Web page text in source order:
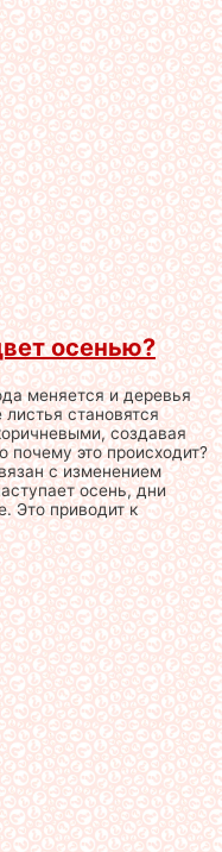
осенью?
меняется и деревья
становятся
создавая
почему это происходит?
с изменением
осень, дни
Это приводит к